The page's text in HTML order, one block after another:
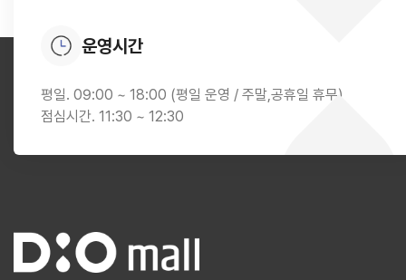
운영시간
평일. 09:00 ~ 18:00 (평일 운영 / 주말,공휴일 휴무)
점심시간. 11:30 ~ 12:30